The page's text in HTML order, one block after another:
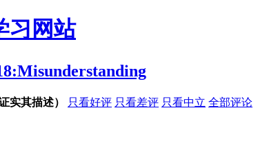
习网站
实其描述） 只看好评 只看差评 只看中立 全部评论